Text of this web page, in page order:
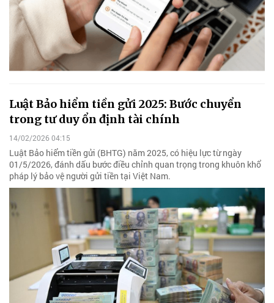
Luật Bảo hiểm tiền gửi 2025: Bước chuyển
trong tư duy ổn định tài chính
14/02/2026 04:15
Luật Bảo hiểm tiền gửi (BHTG) năm 2025, có hiệu lực từ ngày
01/5/2026, đánh dấu bước điều chỉnh quan trọng trong khuôn khổ
pháp lý bảo vệ người gửi tiền tại Việt Nam.